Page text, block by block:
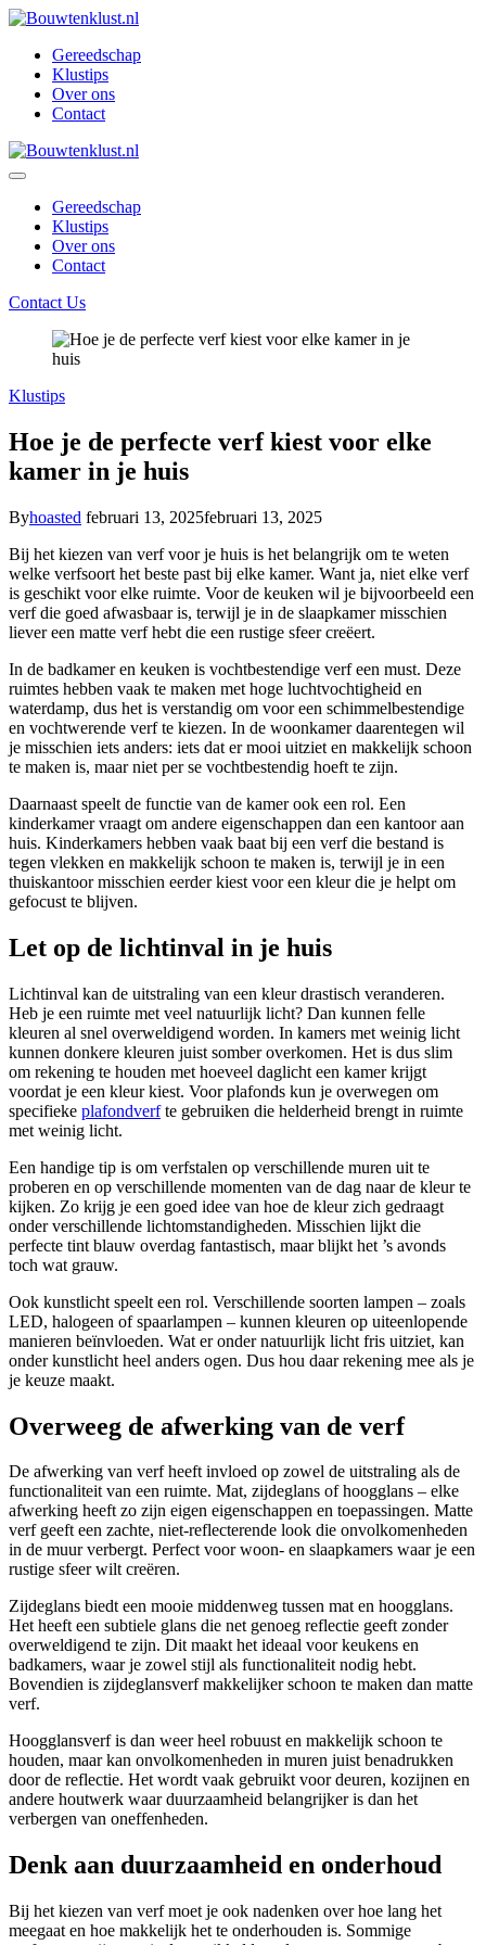
Skip
contentGereedschap
Klustips
Over ons
Contact
Gereedschap
Klustips
Over ons
Contact
Contact Us
Klustips
Hoe je de perfecte verf kiest voor elke
kamer in je huis
Byhoasted februari 13, 2025februari 13, 2025
Bij het kiezen van verf voor je huis is het belangrijk om te weten
welke verfsoort het beste past bij elke kamer. Want ja, niet elke verf
is geschikt voor elke ruimte. Voor de keuken wil je bijvoorbeeld een
verf die goed afwasbaar is, terwijl je in de slaapkamer misschien
liever een matte verf hebt die een rustige sfeer creëert.
In de badkamer en keuken is vochtbestendige verf een must. Deze
ruimtes hebben vaak te maken met hoge luchtvochtigheid en
waterdamp, dus het is verstandig om voor een schimmelbestendige
en vochtwerende verf te kiezen. In de woonkamer daarentegen wil
je misschien iets anders: iets dat er mooi uitziet en makkelijk schoon
te maken is, maar niet per se vochtbestendig hoeft te zijn.
Daarnaast speelt de functie van de kamer ook een rol. Een
kinderkamer vraagt om andere eigenschappen dan een kantoor aan
huis. Kinderkamers hebben vaak baat bij een verf die bestand is
tegen vlekken en makkelijk schoon te maken is, terwijl je in een
thuiskantoor misschien eerder kiest voor een kleur die je helpt om
gefocust te blijven.
Let op de lichtinval in je huis
Lichtinval kan de uitstraling van een kleur drastisch veranderen.
Heb je een ruimte met veel natuurlijk licht? Dan kunnen felle
kleuren al snel overweldigend worden. In kamers met weinig licht
kunnen donkere kleuren juist somber overkomen. Het is dus slim
om rekening te houden met hoeveel daglicht een kamer krijgt
voordat je een kleur kiest. Voor plafonds kun je overwegen om
specifieke plafondverfte gebruiken die helderheid brengt in ruimte
met weinig licht.
Een handige tip is om verfstalen op verschillende muren uit te
proberen en op verschillende momenten van de dag naar de kleur te
kijken. Zo krijg je een goed idee van hoe de kleur zich gedraagt
onder verschillende lichtomstandigheden. Misschien lijkt die
perfecte tint blauw overdag fantastisch, maar blijkt het ’s avonds
toch wat grauw.
Ook kunstlicht speelt een rol. Verschillende soorten lampen – zoals
LED, halogeen of spaarlampen – kunnen kleuren op uiteenlopende
manieren beïnvloeden. Wat er onder natuurlijk licht fris uitziet, kan
onder kunstlicht heel anders ogen. Dus hou daar rekening mee als je
je keuze maakt.
Overweeg de afwerking van de verf
De afwerking van verf heeft invloed op zowel de uitstraling als de
functionaliteit van een ruimte. Mat, zijdeglans of hoogglans – elke
afwerking heeft zo zijn eigen eigenschappen en toepassingen. Matte
verf geeft een zachte, niet-reflecterende look die onvolkomenheden
in de muur verbergt. Perfect voor woon- en slaapkamers waar je een
rustige sfeer wilt creëren.
Zijdeglans biedt een mooie middenweg tussen mat en hoogglans.
Het heeft een subtiele glans die net genoeg reflectie geeft zonder
overweldigend te zijn. Dit maakt het ideaal voor keukens en
badkamers, waar je zowel stijl als functionaliteit nodig hebt.
Bovendien is zijdeglansverf makkelijker schoon te maken dan matte
verf.
Hoogglansverf is dan weer heel robuust en makkelijk schoon te
houden, maar kan onvolkomenheden in muren juist benadrukken
door de reflectie. Het wordt vaak gebruikt voor deuren, kozijnen en
andere houtwerk waar duurzaamheid belangrijker is dan het
verbergen van oneffenheden.
Denk aan duurzaamheid en onderhoud
Bij het kiezen van verf moet je ook nadenken over hoe lang het
meegaat en hoe makkelijk het te onderhouden is. Sommige